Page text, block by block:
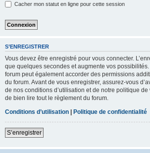
Cacher mon statut en ligne pour cette session
S’ENREGISTRER
Vous devez être enregistré pour vous connecter.
que quelques secondes et augmente vos possibilités.
forum peut également accorder des permissions
du forum. Avant de vous enregistrer, assurez-vous
de nos conditions d’utilisation et de notre politique
de bien lire tout le règlement du forum.
Conditions d’utilisation | Politique de confidentialité
S’enregistrer